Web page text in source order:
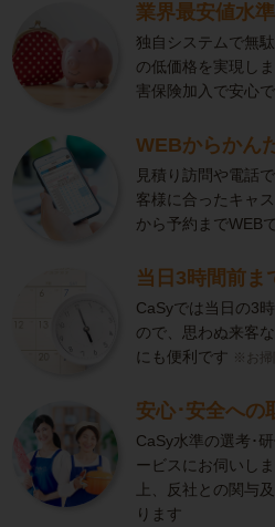
業界最安値水準
独自システムで無
の低価格を実現し
害保険加入で安心
WEBからかん
見積り訪問や電話
客様に合ったキャ
から予約までWEB
当日3時間前ま
CaSyでは当日の3
ので、思わぬ来客
にも便利です ※お掃
安心･安全への
CaSy水準の選考･
ービスにお伺いし
上、反社との関与
ります